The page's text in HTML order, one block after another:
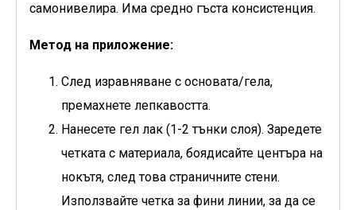
самонивелира. Има средно гъста консистенция.
Метод на приложение:
След изравняване с основата/гела,
премахнете лепкавостта.
Нанесете гел лак (1-2 тънки слоя). Заредете
четката с материала, боядисайте центъра на
нокътя, след това страничните стени.
Използвайте четка за фини линии, за да се